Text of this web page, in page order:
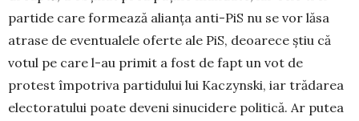
partide care formează alianța anti-PiS nu se vor lăsa
atrase de eventualele oferte ale PiS, de­oa­rece știu că
votul pe care l-au primit a fost de fapt un vot de
protest împotriva partidului lui Kaczyn­ski, iar trădarea
electoratului poate deveni sinucidere poli­ti­că. Ar putea